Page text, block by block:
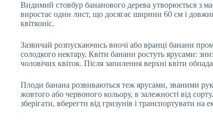
Видимий стовбур бананового дерева утворюється з
виростає один лист, що досягає ширини 60 см і
квітконіс.
Зазвичай розпускаючись вночі або вранці банани
солодкого нектару. Квіти банани ростуть ярусами:
чоловічих квіток. Після запилення верхні квіти
Плоди банана розвиваються теж ярусами, званими
жовтого або червоного кольору, в залежності від
зберігати, вберегти від гризунів і транспортувати на